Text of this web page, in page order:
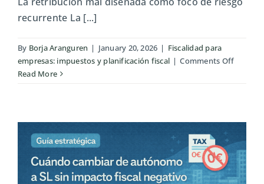
recurrente La [...]
By Borja Aranguren | January 20, 2026 | Fiscalidad para
empresas: impuestos y planificación fiscal | Comments Offon
Read More